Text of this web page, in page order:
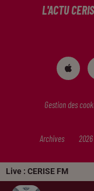
Live : CERISE FM
L'ACTU
Gestion des
Archives 2026